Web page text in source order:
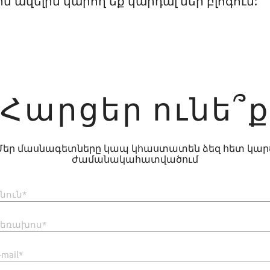
Հարցեր ունե՞ք
մասնագետները կապ կհաստատեն ձեզ հետ
ժամանակահատվածում
mail*